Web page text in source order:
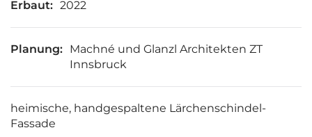
Erbaut: 2022
Planung: Machné und Glanzl Architekten ZT
Innsbruck
heimische, handgespaltene Lärchenschindel-
Fassade